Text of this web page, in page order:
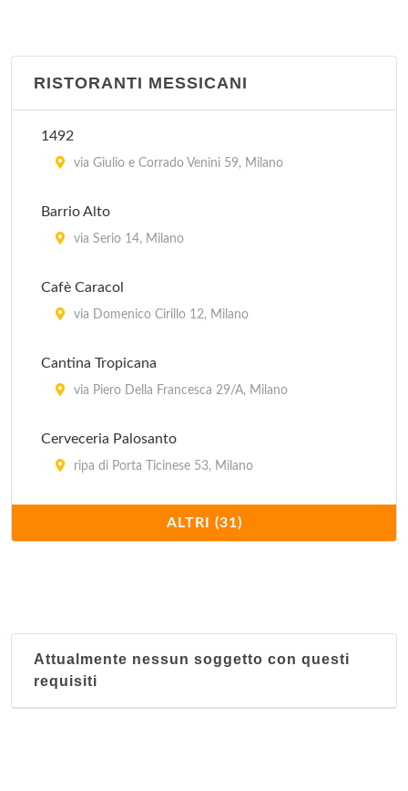
viale Tibaldi 1, Milano
RISTORANTI MESSICANI
1492
via Giulio e Corrado Venini 59, Milano
Barrio Alto
via Serio 14, Milano
Cafè Caracol
via Domenico Cirillo 12, Milano
Cantina Tropicana
via Piero Della Francesca 29/A, Milano
Cerveceria Palosanto
ripa di Porta Ticinese 53, Milano
via Santa Maria Segreta 7/9, Milano
El Quetzal
ALTRI (31)
Attualmente nessun soggetto con questi
requisiti